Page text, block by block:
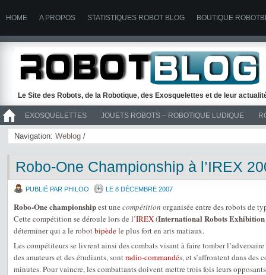
HOME A PROPOS STATISTIQUES ROBOT BLOG BOUTIQUE
Le Site des Robots, de la Robotique, des Exosquelettes et de leur
EXOSQUELETTES JOUETS ROBOTS – ROBOTIQUE LUDIQUE
>> ROBOTS
Navigation: Weblog /
Robo-One Championship à l’IREX
PUBLIÉ PAR PHILOO LE 8 DÉCEMBRE 2007
Robo-One championshipest une compétition organisée entre des robots de
Cette compétition se déroule lors de l’IREX(International Robots Exhibition
déterminer qui a le robotbipèdele plus fort en arts matiaux.
Les compétiteurs se livrent ainsi des combats visant à faire tomber
des amateurs et des étudiants, sontradio-commandés, et s’affrontent dans
minutes. Pour vaincre, les combattants doivent mettre trois fois leurs